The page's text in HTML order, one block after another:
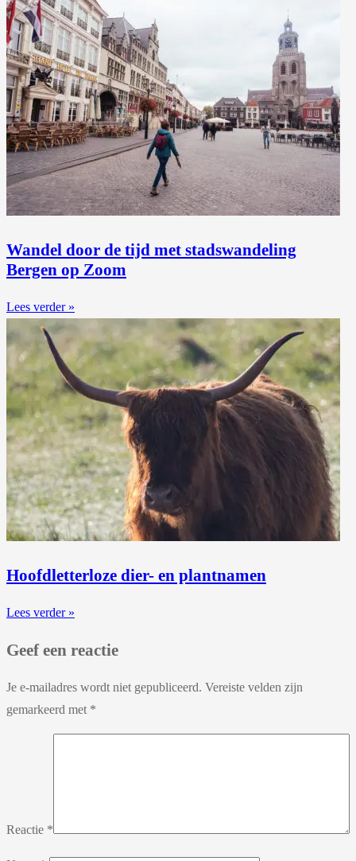
Wandel door de tijd met stadswandeling
Bergen op Zoom
Lees verder »
Hoofdletterloze dier- en plantnamen
Lees verder »
Geef een reactie
Je e-mailadres wordt niet gepubliceerd. Vereiste velden zijn
gemarkeerd met *
Reactie *